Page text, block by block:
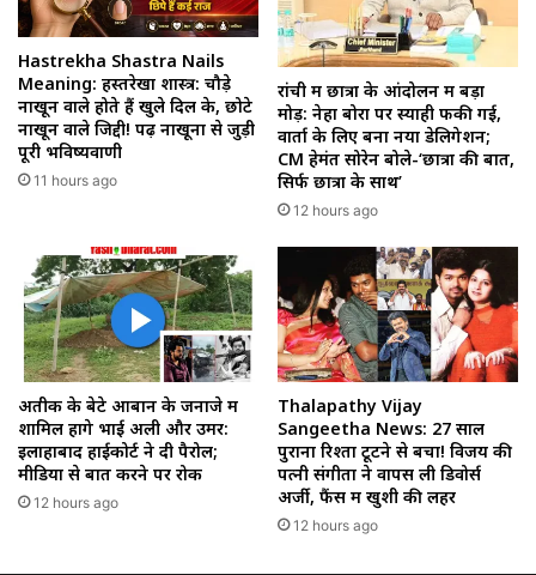
Hastrekha Shastra Nails
Meaning: हस्तरेखा शास्त्र: चौड़े
नाखून वाले होते हैं खुले दिल के, छोटे
नाखून वाले जिद्दी! पढ़ें नाखूनों से जुड़ी
पूरी भविष्यवाणी
11 hours ago
रांची में छात्रों के आंदोलन में बड़ा
मोड़: नेहा बोरा पर स्याही फेंकी गई,
वार्ता के लिए बना नया डेलिगेशन;
CM हेमंत सोरेन बोले-‘छात्रों की बात,
सिर्फ छात्रों के साथ’
12 hours ago
अतीक के बेटे आबान के जनाजे में
शामिल होंगे भाई अली और उमर:
इलाहाबाद हाईकोर्ट ने दी पैरोल;
मीडिया से बात करने पर रोक
12 hours ago
Thalapathy Vijay
Sangeetha News: 27 साल
पुराना रिश्ता टूटने से बचा! विजय की
पत्नी संगीता ने वापस ली डिवोर्स
अर्जी, फैंस में खुशी की लहर
12 hours ago